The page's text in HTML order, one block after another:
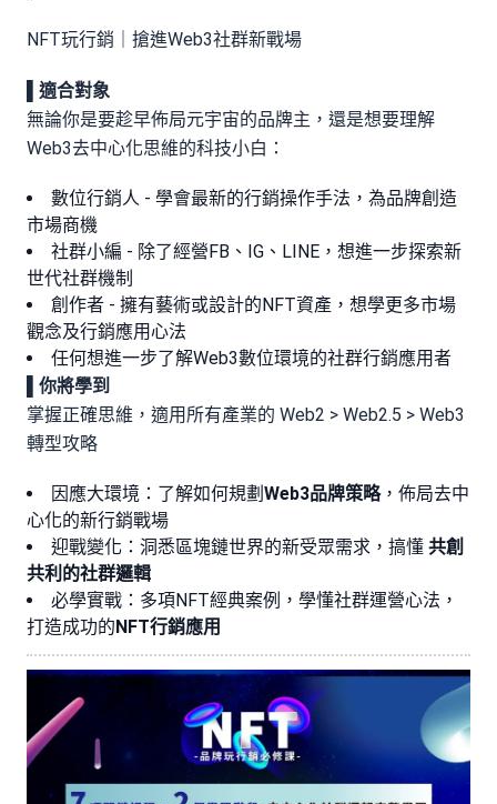
NFT玩行銷｜搶進Web3社群新戰場
適合對象
無論你是要趁早佈局元宇宙的品牌主，還是想要理解
Web3去中心化思維的科技小白：
數位行銷人 - 學會最新的行銷操作手法，為品牌創造
市場商機
社群小編 - 除了經營FB、IG、LINE，想進一步探索新
世代社群機制
創作者 - 擁有藝術或設計的NFT資產，想學更多市場
觀念及行銷應用心法
任何想進一步了解Web3數位環境的社群行銷應用者
你將學到
掌握正確思維，適用所有產業的 Web2 > Web2.5 > Web3
轉型攻略
因應大環境：了解如何規劃 Web3品牌策略，佈局去中
心化的新行銷戰場
迎戰變化：洞悉區塊鏈世界的新受眾需求，搞懂 共創
共利的社群邏輯
必學實戰：多項NFT經典案例，學懂社群運營心法，
打造成功的NFT行銷應用